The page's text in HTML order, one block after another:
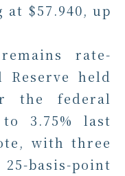
$57.940, up
rate-
Reserve held
the federal
3.75% last
with three
basis-point